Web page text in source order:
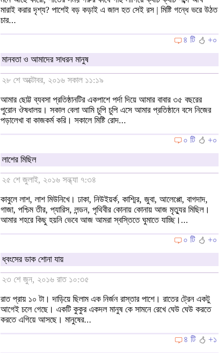
মারাই করার দৃশ্য? পাশেই বড় কড়াই এ জাল হত সেই রস | মিষ্টি গন্ধে ভরে উঠত
চার...
৪ টি
+০
মানবতা ও আমাদের সাধরন মানুষ
২৮ শে অক্টোবর, ২০১৬ সকাল ১১:১৯
আমার ছোট্ট ব্যবসা প্রতিষ্ঠানটির একপাশে পর্দা দিয়ে আমার বাবার ৩৫ বছরের
পুরোন ঔষধালয়। সকাল বেলা আমি চুপি চুপি এসে আমার প্রতিষ্ঠানে বসে নিজের
পড়ালেখা বা কাজকর্ম করি। সকালে মিষ্টি রোদ...
০ টি
+০
লাশের মিছিল
২৫ শে জুলাই, ২০১৬ সন্ধ্যা ৭:৩৪
কাবুলে লাশ, লাশ মিউনিখে। ঢাকা, নিউইয়র্ক, কাশ্মির, জুবা, আলেপ্পো, বাগদাদ,
গাজা, পশ্চিম তীর, প্যারিস, লন্ডন, পৃথিবীর কোনায় কোনায় আজ মৃত্যুর মিছিল।
আমার শহরে কিছু হয়নি ভেবে আজ আমরা স্বস্তিতে ঘুমাতে যাচ্ছি।...
০ টি
+০
ধ্বংসের ডাক শোনা যায়
২৩ শে জুন, ২০১৬ রাত ১০:৩৫
রাত প্রায় ১০ টা। দাড়িয়ে ছিলাম এক নির্জন রাস্তার পাশে। রাতের ট্রেন একটু
আগেই চলে গেছে। একটি কুকুর একদল মানুষ কে সামনে রেখে ঘেউ ঘেউ করতে
করতে এগিয়ে আসছে। মানুষের...
৪ টি
+১